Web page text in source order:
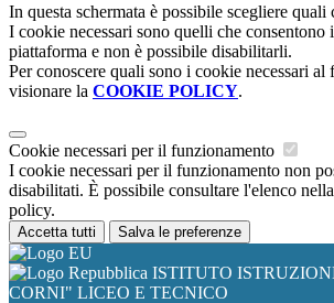
In questa schermata è possibile scegliere quali
I cookie necessari sono quelli che consentono
piattaforma e non è possibile disabilitarli.
Per conoscere quali sono i cookie necessari al
visionare la COOKIE POLICY.
Cookie necessari per il funzionamento
I cookie necessari per il funzionamento non
disabilitati. È possibile consultare l'elenco
policy.
Accetta tutti Salva le preferenze
ISTITUTO
CORNI" LICEO E TECNICO